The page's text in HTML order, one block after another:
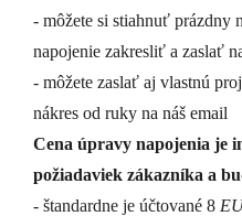
- môžete si stiahnuť prázdny
napojenie zakresliť a zaslať
- môžete zaslať aj vlastnú
nákres od ruky na náš email
Cena úpravy napojenia je
požiadaviek zákazníka a
- štandardne je účtované 8